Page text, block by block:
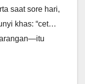
saat sore hari,
khas: “cet…